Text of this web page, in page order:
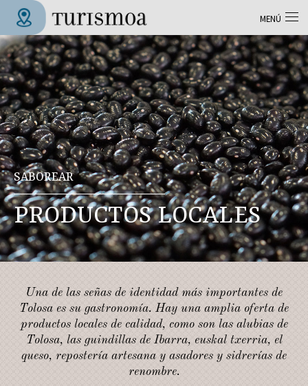
Pasar al contenido principal
Tolosa Turismoa
SABOREAR
PRODUCTOS LOCALES
Una de las señas de identidad más importantes de
Tolosa es su gastronomía. Hay una amplia oferta de
productos locales de calidad, como son las alubias de
Tolosa, las guindillas de Ibarra, euskal txerria, el
queso, repostería artesana y asadores y sidrerías de
renombre.
MENÚ